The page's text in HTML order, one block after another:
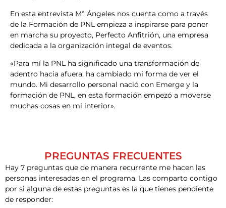
En esta entrevista Mª Ángeles nos cuenta como a través
de la Formación de PNL empieza a inspirarse para poner
en marcha su proyecto, Perfecto Anfitrión, una empresa
dedicada a la organización integal de eventos.
«Para mí la PNL ha significado una transformación de
adentro hacia afuera, ha cambiado mi forma de ver el
mundo. Mi desarrollo personal nació con Emerge y la
formación de PNL, en esta formación empezó a moverse
muchas cosas en mi interior».
PREGUNTAS FRECUENTES
Hay 7 preguntas que de manera recurrente me hacen las
personas interesadas en el programa. Las comparto contigo
por si alguna de estas preguntas es la que tienes pendiente
de responder: